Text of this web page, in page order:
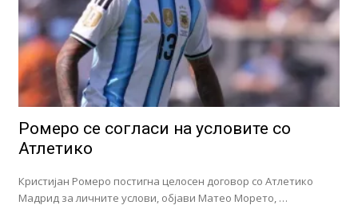
Ромеро се согласи на условите со
Атлетико
Кристијан Ромеро постигна целосен договор со Атлетико
Мадрид за личните услови, објави Матео Морето, …